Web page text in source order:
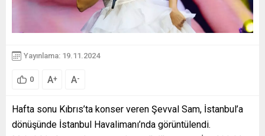
Yayınlama: 19.11.2024
0 A+ A-
Hafta sonu Kıbrıs’ta konser veren Şevval Sam, İstanbul’a
dönüşünde İstanbul Havalimanı’nda görüntülendi.